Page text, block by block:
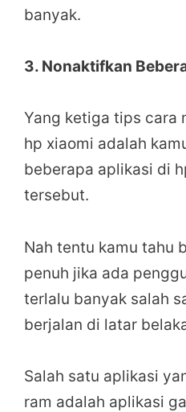
banyak.
3. Nonaktifkan
Yang ketiga tips cara
hp xiaomi adalah
beberapa aplikasi di
tersebut.
Nah tentu kamu tahu
penuh jika ada
terlalu banyak salah
berjalan di latar
Salah satu aplikasi
ram adalah aplikasi